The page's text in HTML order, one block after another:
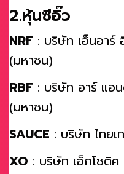
2.หุ้นซีอิ๊ว
NRF : บริษัท เอ็นอาร์
(มหาชน)
RBF : บริษัท อาร์ แ
(มหาชน)
SAUCE : บริษัท ไทย
XO : บริษัท เอ็กโซติ